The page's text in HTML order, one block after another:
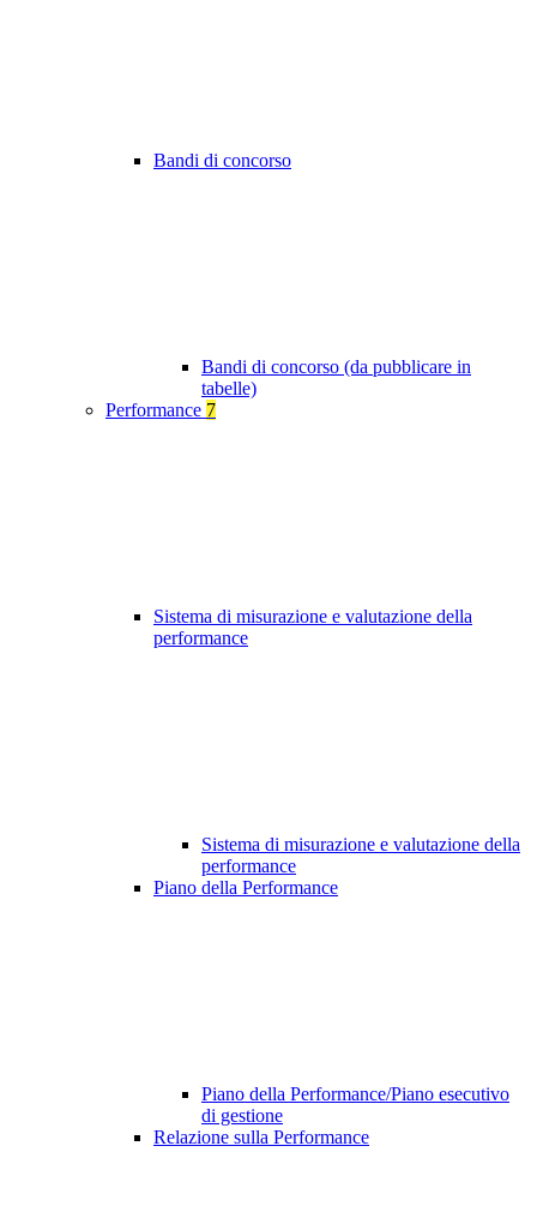
Bandi di concorso
Bandi di concorso (da pubblicare in
tabelle)
Performance 7
Sistema di misurazione e valutazione della
performance
Sistema di misurazione e valutazione della
performance
Piano della Performance
Piano della Performance/Piano esecutivo
di gestione
Relazione sulla Performance